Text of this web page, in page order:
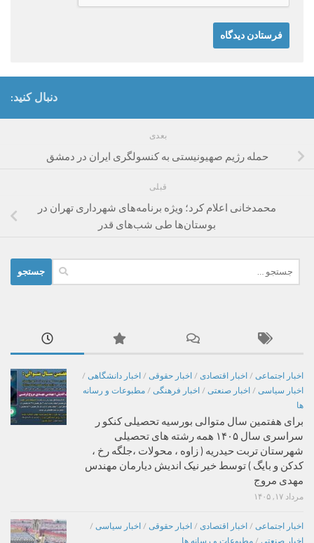
دنبال کنید:
بعدی
حمله رژیم صهیونیستی به کنسولگری ایران در دمشق
قبلی
محمدخانی اعلام کرد؛ ویژه برنامه‌های شهرداری تهران در
بوستان‌ها طی شب‌های قدر
برای:
اخبار اجتماعی / اخبار اقتصادی / اخبار حقوقی / اخبار دانشگاهی /
اخبار سیاسی / اخبار صنعتی / اخبار فرهنگی / مطبوعات و رسانه
ها
برای هفتمین سال متوالی بورسیه تحصیلی کنکو ر
سراسری سال ۱۴۰۵ همه رشته های تحصیلی
شهرستان تربت حیدریه ( زاوه ، محولات ،جلگه رخ ،
کدکن و بایگ ) توسط خیر نیک اندیش دیارمان مهندس
مهدی مروج
مرداد ۱۷, ۱۴۰۵
اخبار اجتماعی / اخبار اقتصادی / اخبار حقوقی / اخبار سیاسی /
اخبار صنعتی / مطبوعات و رسانه ها